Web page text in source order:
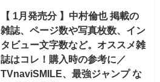
【 1月発売分 】中村倫也 掲載の
雑誌、ページ数や写真枚数、イン
タビュー文字数など。オススメ雑
誌はコレ！購入時の参考に／
TVnaviSMILE、最強ジャンプ な